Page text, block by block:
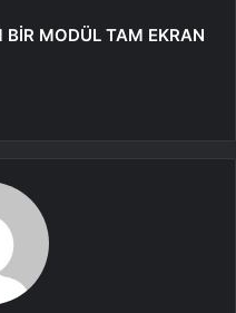
BİR MODÜL TAM EKRAN